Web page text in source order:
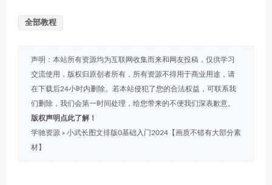
全部教程
声明：本站所有资源均为互联网收集而来和网友投稿，仅供学习
交流使用，版权归原创者所有，所有资源不得用于商业用途，请
在下载后24小时内删除。若本站侵犯了您的合法权益，可联系我
们删除，我们会第一时间处理，给您带来的不便我们深表歉意。
版权声明点此了解！
学驰资源 » 小武长图文排版0基础入门2024【画质不错有大部分素
材】